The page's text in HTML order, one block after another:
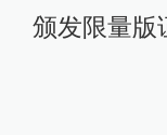
颁发限量版